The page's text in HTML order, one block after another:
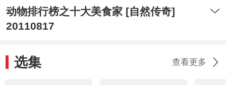
动物排行榜之十大美食家 [自然传奇]
20110817
选集 查看更多